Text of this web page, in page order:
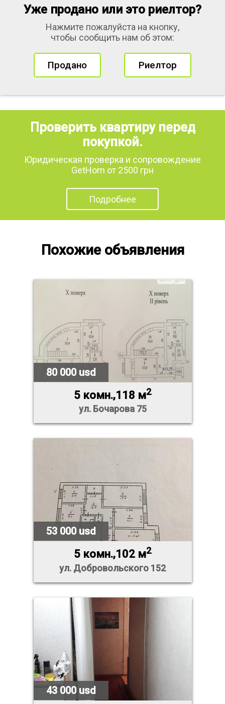
Уже продано или это риелтор?
Нажмите пожалуйста на кнопку,
чтобы сообщить нам об этом:
Продано Риелтор
Проверить квартиру перед
покупкой.
Юридическая проверка и сопровождение
GetHom от 2500 грн
Подробнее
Похожие объявления
80 000 usd
5 комн.,118 м2
ул. Бочарова 75
53 000 usd
5 комн.,102 м2
ул. Добровольского 152
43 000 usd